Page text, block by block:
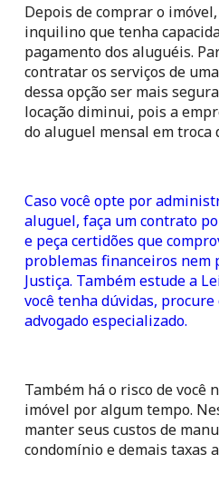
Depois de comprar o
inquilino que tenha
pagamento dos aluguéis.
contratar os serviços de
dessa opção ser mais
locação diminui, pois a
do aluguel mensal em troca
Caso você opte por
aluguel, faça um contrato
e peça certidões que
problemas financeiros nem
Justiça. Também estude a
você tenha dúvidas,
advogado especializado.
Também há o risco de você
imóvel por algum tempo.
manter seus custos de
condomínio e demais taxas